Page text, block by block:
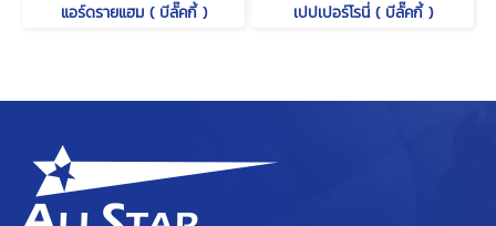
แอร์ดรายแฮม ( บีลั๊คกี้ ) เปปเปอร์โรนี่ ( บีลั๊คกี้ )